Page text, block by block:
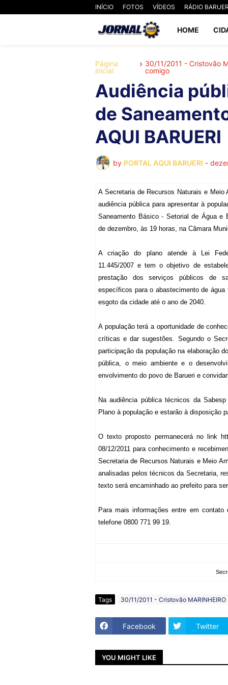
INÍCIO FOTOS VÍDEOS RÁDIO
HOME
Página
inicial
30/11/2011 - Cristovão
comigo
Audiência
de
AQUI BARUERI
by PORTAL AQUI BARUERI -
A Secretaria de Recursos Naturais e Meio
audiência pública para apresentar à
Saneamento Básico - Setorial de Água e
de dezembro, às 19 horas, na Câmara
A criação do plano atende à Lei
11.445/2007 e tem o objetivo de
prestação dos serviços públicos de
específicos para o abastecimento de água
esgoto da cidade até o ano de 2040.
A população terá a oportunidade de
críticas e dar sugestões. Segundo o
participação da população na elaboração
pública, o meio ambiente e o
envolvimento do povo de Barueri e
Na audiência pública técnicos da
Plano à população e estarão à disposição
O texto proposto permanecerá no link
08/12/2011 para conhecimento e
Secretaria de Recursos Naturais e Meio
analisadas pelos técnicos da Secretaria,
texto será encaminhado ao prefeito para
Para mais informações entre em
telefone 0800 771 99 19.
Tags 30/11/2011 - Cristovão
Facebook Twitter
YOU MIGHT LIKE